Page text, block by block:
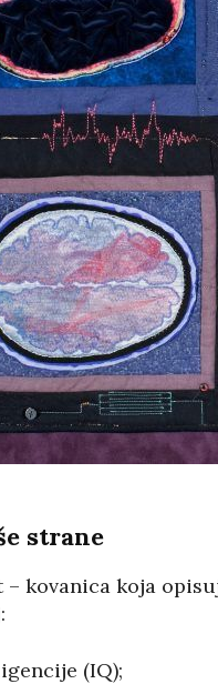
strane
kovanica koja
(IQ);